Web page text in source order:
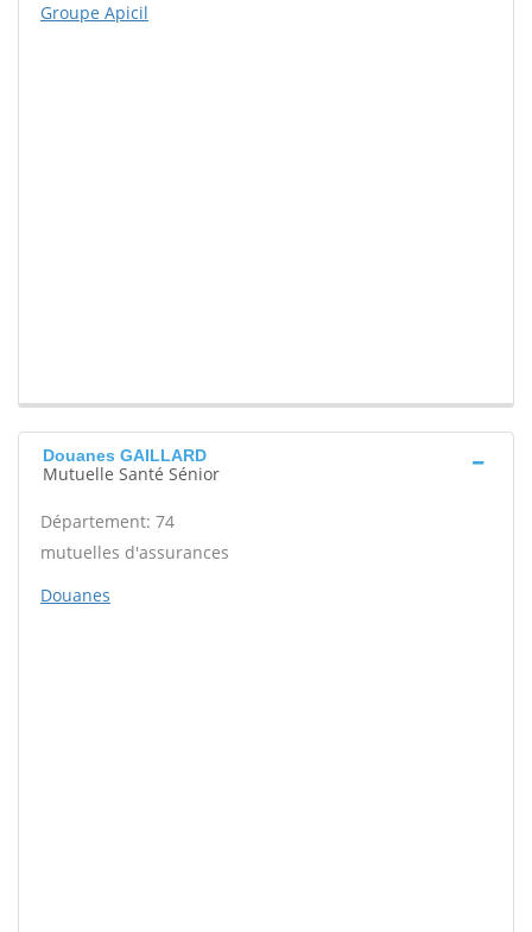
Groupe Apicil
Douanes GAILLARD
Mutuelle Santé Sénior
Département: 74
mutuelles d'assurances
Douanes